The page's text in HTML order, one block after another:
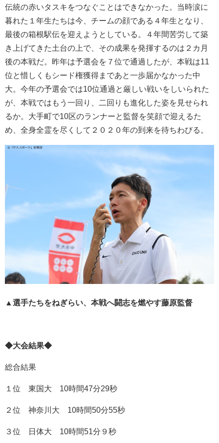
伝統の赤いタスキをつなぐことはできなかった。当時涙に
暮れた１年生たちは今、チームの顔である４年生となり、
最後の箱根駅伝を迎えようとしている。４年間苦労して築
き上げてきた土台の上で、その成果を発揮するのは２カ月
後の本戦だ。昨年は予選会を７位で通過したが、本戦は11
位と惜しくもシード権獲得まであと一歩届かなかった中
大。今年の予選会では10位通過と厳しい戦いをしいられた
が、本戦ではもう一回り、二回りも進化した姿を見せられ
るか。大手町で10区のランナーと監督を笑顔で迎えるた
め、全身全霊を尽くして２０２０年の到来を待ちわびる。
▲選手たちをねぎらい、本戦へ闘志を燃やす藤原監督
◆大会結果◆
総合結果
１位 東国大 10時間47分29秒
２位 神奈川大 10時間50分55秒
３位 日体大 10時間51分９秒